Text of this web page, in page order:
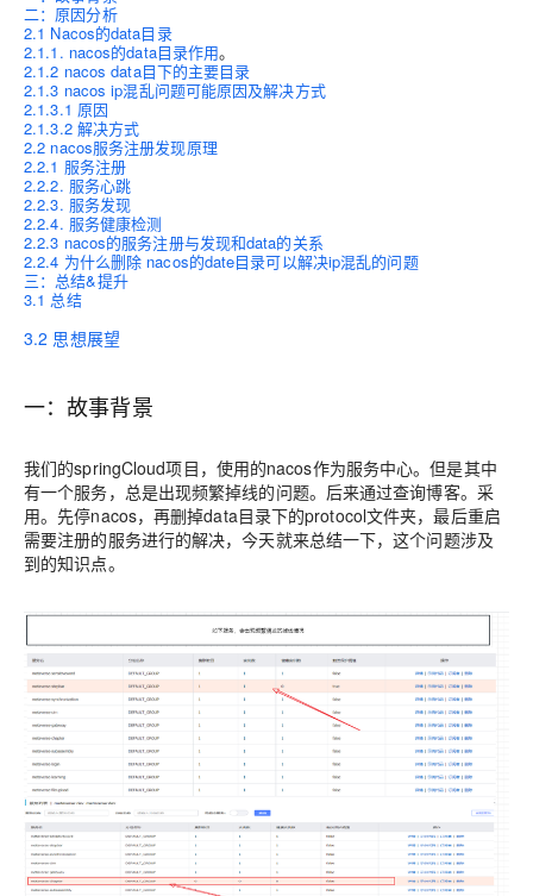
二：原因分析
2.1 Nacos的data目录
2.1.1. nacos的data目录作用。
2.1.2 nacos data目下的主要目录
2.1.3 nacos ip混乱问题可能原因及解决方式
2.1.3.1 原因
2.1.3.2 解决方式
2.2 nacos服务注册发现原理
2.2.1 服务注册
2.2.2. 服务心跳
2.2.3. 服务发现
2.2.4. 服务健康检测
2.2.3 nacos的服务注册与发现和data的关系
2.2.4 为什么删除 nacos的date目录可以解决ip混乱的问题
三：总结&提升
3.1 总结
3.2 思想展望
一：故事背景
我们的springCloud项目，使用的nacos作为服务中心。但是其中
有一个服务，总是出现频繁掉线的问题。后来通过查询博客。采
用。先停nacos，再删掉data目录下的protocol文件夹，最后重启
需要注册的服务进行的解决，今天就来总结一下，这个问题涉及
到的知识点。